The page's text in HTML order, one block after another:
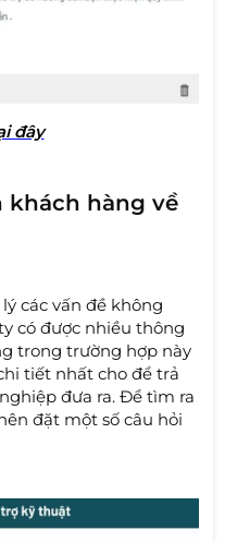
đây
khách hàng về
các vấn đề không
có được nhiều thông
trong trường hợp này
tiết nhất cho để trả
đưa ra. Để tìm ra
đặt một số câu hỏi